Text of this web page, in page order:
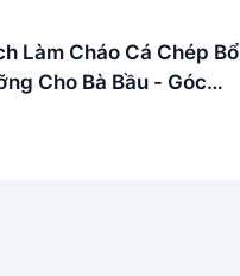
Làm Cháo Cá Chép Bổ
Cho Bà Bầu - Góc